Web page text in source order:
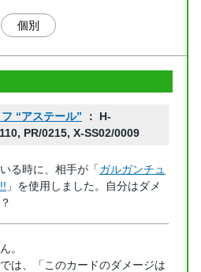
個別
“アステール” ： H-
PR/0215, X-SS02/0009
る時に、相手が「ガルガンチュ
」を使用しました。自分はダメ
。
は、「このカードのダメージは